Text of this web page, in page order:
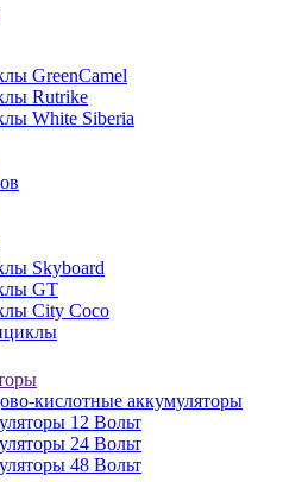
GreenCamel
Rutrike
White Siberia
Skyboard
GT
City Coco
кислотные аккумуляторы
12 Вольт
24 Вольт
48 Вольт